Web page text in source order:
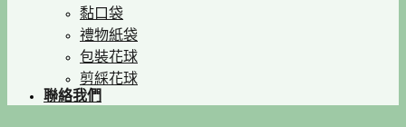
黏口袋
禮物紙袋
包裝花球
剪綵花球
聯絡我們